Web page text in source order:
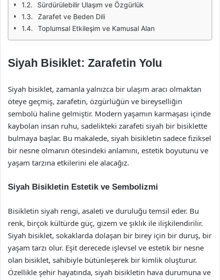
Sürdürülebilir Ulaşım ve Özgürlük
Zarafet ve Beden Dili
Toplumsal Etkileşim ve Kamusal Alan
Siyah Bisiklet: Zarafetin Yolu
Siyah bisiklet, zamanla yalnızca bir ulaşım aracı olmaktan
öteye geçmiş, zarafetin, özgürlüğün ve bireyselliğin
sembolü haline gelmiştir. Modern yaşamın karmaşası içinde
kaybolan insan ruhu, sadelikteki zarafeti siyah bir bisiklette
bulmaya başlar. Bu makalede, siyah bisikletin sadece fiziksel
bir nesne olmanın ötesindeki anlamını, estetik boyutunu ve
yaşam tarzına etkilerini ele alacağız.
Siyah Bisikletin Estetik ve Sembolizmi
Bisikletin siyah rengi, asaleti ve duruluğu temsil eder. Bu
renk, birçok kültürde güç, gizem ve şıklık ile ilişkilendirilir.
Siyah bisiklet, sokaklarda dolaşan bir birey için bir duruş, bir
yaşam tarzı olur. Eşit derecede işlevsel ve estetik bir nesne
olan bisiklet, sahibiyle bütünleşerek bir kimlik oluşturur.
Özellikle şehir hayatında, siyah bisikletin hava durumuna ve